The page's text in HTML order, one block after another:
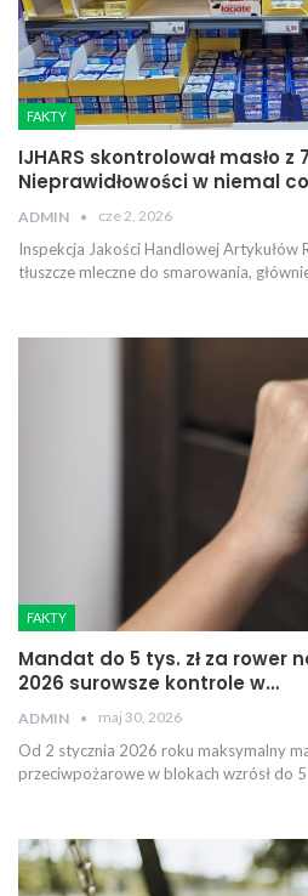
FAKTY
IJHARS skontrolował masło z
Nieprawidłowości w niemal
ADMIN cze 2, 2026
Inspekcja Jakości Handlowej Artykułów
tłuszcze mleczne do smarowania,
FAKTY
Mandat do 5 tys. zł za rower
2026 surowsze kontrole w…
ADMIN maj 30, 2026
Od 2 stycznia 2026 roku maksymalny
przeciwpożarowe w blokach wzrósł do